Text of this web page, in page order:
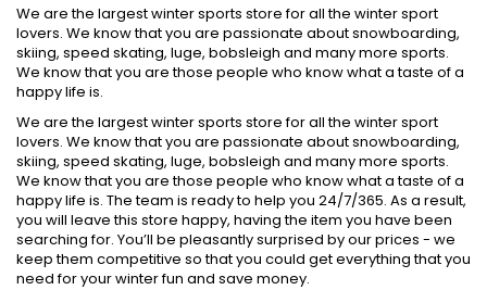
We are the largest winter sports store for all the winter sport
lovers. We know that you are passionate about snowboarding,
skiing, speed skating, luge, bobsleigh and many more sports.
We know that you are those people who know what a taste of a
happy life is.
We are the largest winter sports store for all the winter sport
lovers. We know that you are passionate about snowboarding,
skiing, speed skating, luge, bobsleigh and many more sports.
We know that you are those people who know what a taste of a
happy life is. The team is ready to help you 24/7/365. As a result,
you will leave this store happy, having the item you have been
searching for. You’ll be pleasantly surprised by our prices - we
keep them competitive so that you could get everything that you
need for your winter fun and save money.